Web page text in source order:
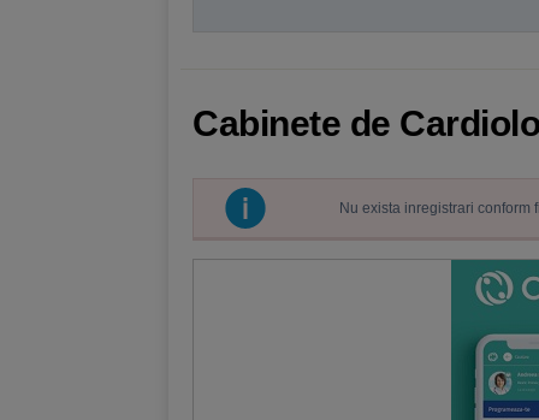
Cabinete de
Nu exista inregistrari